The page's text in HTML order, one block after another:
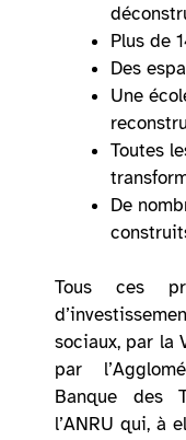
Plus de
Des
Une
Toutes
De
Tous ces
sociaux, par la
par
Banque des
l’ANRU qui, à